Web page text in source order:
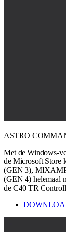
ASTRO
Met de Windows-
de Microsoft Store
(GEN 3),
(GEN 4) helemaal
de C40 TR